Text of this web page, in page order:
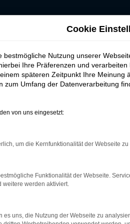
AUTOHAUS
Error
können:
deine Internetverbindung.
Beispiel deine
Cookie
bestmögliche Nutzung unserer
Ihre Präferenzen und
späteren Zeitpunkt Ihre
zum Umfang der Datenverarbeitung
von uns eingesetzt:
um die Kernfunktionalität der Webseite
Funktionalität der Webseite.
weitere werden aktiviert.
es uns, die Nutzung der Webseite zu